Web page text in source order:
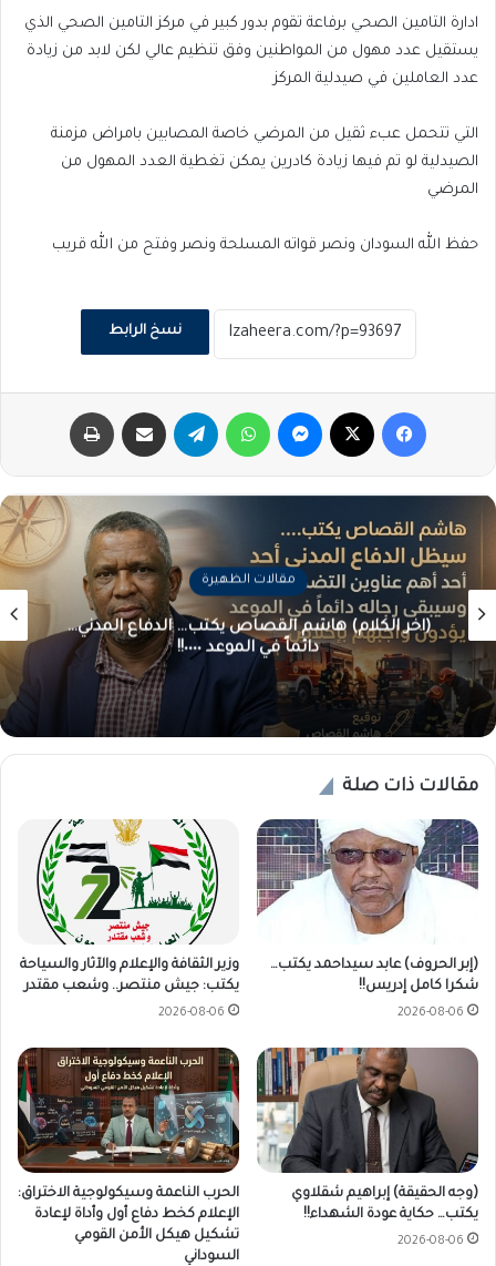
ادارة التامين الصحي برفاعة تقوم بدور كبير في مركز التامين الصحي الذي
يستقيل عدد مهول من المواطنين وفق تنظيم عالي لكن لابد من زيادة
عدد العاملين في صيدلية المركز
التي تتحمل عبء ثقيل من المرضي خاصة المصابين بامراض مزمنة
الصيدلية لو تم فيها زيادة كادرين يمكن تغطية العدد المهول من
المرضي
حفظ الله السودان ونصر قواته المسلحة ونصر وفتح من الله قريب
نسخ الرابط
فيسبوك ماسنجر واتساب تيلقرام مشاركة عبر البريد
مقالات الظهيرة
(آخر الكلام) هاشم القصاص يكتب… الدفاع المدني…
دائماً في الموعد ٠٠٠٠!!
مقالات ذات صلة
(إبر الحروف) عابد سيداحمد يكتب…
شكرا كامل إدريس!!
2026-08-06
وزير الثقافة والإعلام والآثار والسياحة
يكتب: جيش منتصر.. وشعب مقتدر
2026-08-06
(وجه الحقيقة) إبراهيم شقلاوي
يكتب… حكاية عودة الشهداء!!
2026-08-06
الحرب الناعمة وسيكولوجية الاختراق:
الإعلام كخط دفاع أول وأداة لإعادة
تشكيل هيكل الأمن القومي
السوداني